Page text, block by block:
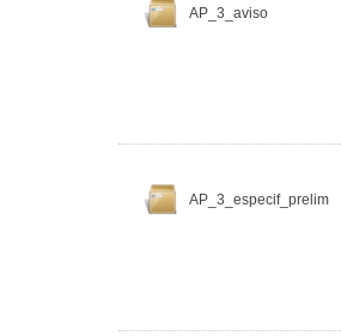
AP_3_aviso
AP_3_especif_prelim